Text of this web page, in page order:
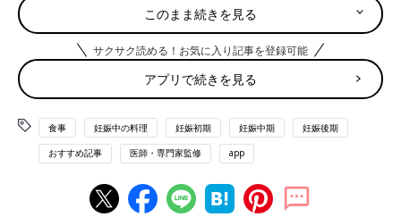
（1）水菜はざく切り、きゅうりはこま切りにする。パパイアは
裏ごしする。
（2）水菜ときゅうりを白身魚で巻きつけ器に並べ、飾りにパパ
イアをのせる。
たれを作る。
監修／浜内千波先生（ファミリークッキングスクール）
このまま続きを見る
サクサク読める！お気に入り記事を登録可能
アプリで続きを見る
食事 妊娠中の料理 妊娠初期 妊娠中期 妊娠後期
おすすめ記事 医師・専門家監修 app